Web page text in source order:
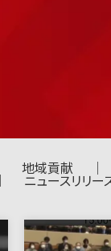
地域貢献
ニュースリリー